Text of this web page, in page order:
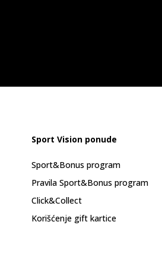
Sport Vision ponude
Sport&Bonus program
Pravila Sport&Bonus program
Click&Collect
Korišćenje gift kartice